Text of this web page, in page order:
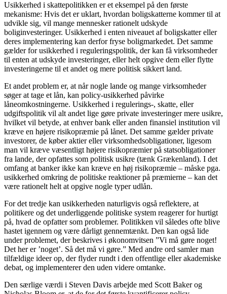
Usikkerhed i skattepolitikken er et eksempel på den første
mekanisme: Hvis det er uklart, hvordan boligskatterne kommer til at
udvikle sig, vil mange mennesker rationelt udskyde
boliginvesteringer. Usikkerhed i enten niveauet af boligskatter eller
deres implementering kan derfor fryse boligmarkedet. Det samme
gælder for usikkerhed i reguleringspolitik, der kan få virksomheder
til enten at udskyde investeringer, eller helt opgive dem eller flytte
investeringerne til et andet og mere politisk sikkert land.
Et andet problem er, at når nogle lande og mange virksomheder
søger at tage et lån, kan policy-usikkerhed påvirke
låneomkostningerne. Usikkerhed i regulerings-, skatte, eller
udgiftspolitik vil alt andet lige gøre private investeringer mere usikre,
hvilket vil betyde, at enhver bank eller anden finansiel institution vil
kræve en højere risikopræmie på lånet. Det samme gælder private
investorer, de køber aktier eller virksomhedsobligationer, ligesom
man vil kræve væsentligt højere risikopræmier på statsobligationer
fra lande, der opfattes som politisk usikre (tænk Grækenland). I det
omfang at banker ikke kan kræve en høj risikopræmie – måske pga.
usikkerhed omkring de politiske reaktioner på præmierne – kan det
være rationelt helt at opgive nogle typer udlån.
For det tredje kan usikkerheden naturligvis også reflektere, at
politikere og det underliggende politiske system reagerer for hurtigt
på, hvad de opfatter som problemer. Politikken vil således ofte blive
hastet igennem og være dårligt gennemtænkt. Den kan også lide
under problemet, der beskrives i økonomvitsen ”Vi må gøre noget!
Det her er ’noget’. Så det må vi gøre.” Med andre ord samler man
tilfældige ideer op, der flyder rundt i den offentlige eller akademiske
debat, og implementerer den uden videre omtanke.
Den særlige værdi i Steven Davis arbejde med Scott Baker og